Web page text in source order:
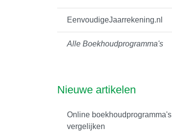
EenvoudigeJaarrekening.nl
Alle Boekhoudprogramma's
Nieuwe artikelen
Online boekhoudprogramma's
vergelijken